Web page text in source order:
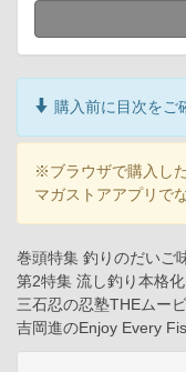
購入前に目次をご
※ブラウザで購入し
マガストアアプリで
巻頭特集 釣りのだいご
第2特集 流し釣り本格
三石忍の忍塾THEムー
吉岡進のEnjoy Every